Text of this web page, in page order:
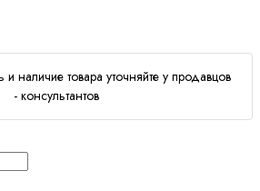
и наличие товара уточняйте у продавцов
- консультантов